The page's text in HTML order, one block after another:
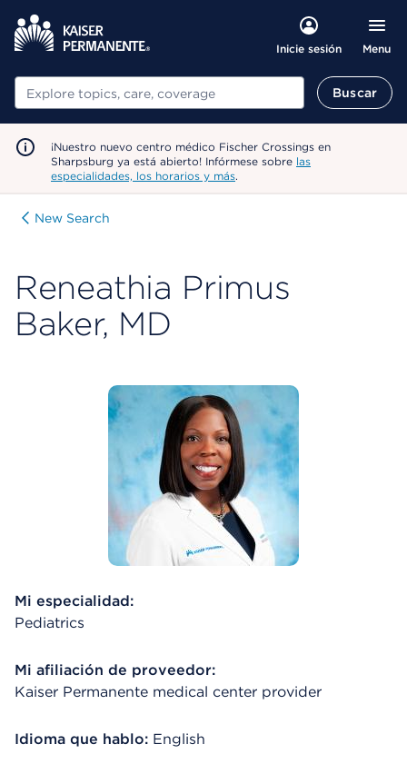
Inicie sesión Menu
Buscar Buscar
¡Nuestro nuevo centro médico Fischer Crossings en
Sharpsburg ya está abierto! Infórmese sobre las
especialidades, los horarios y más.
New Search
Reneathia Primus
Baker, MD
Mi especialidad:
Pediatrics
Mi afiliación de proveedor:
Kaiser Permanente medical center provider
Idioma que hablo: English